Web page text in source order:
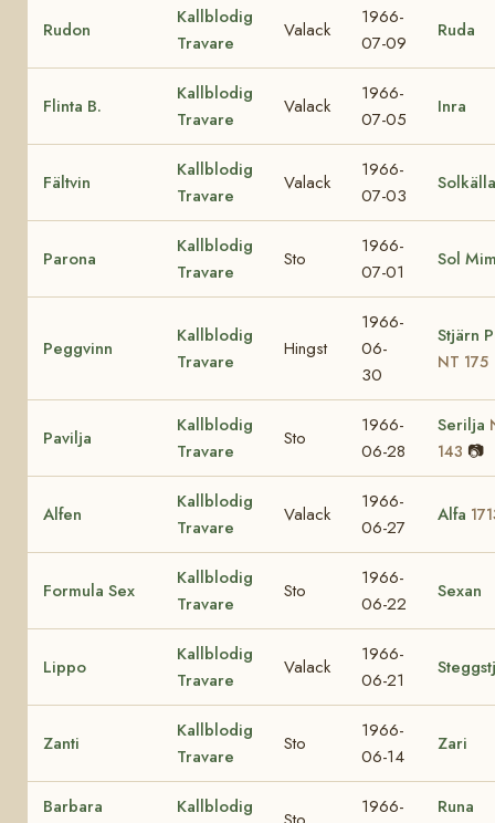
Rudon
Kallblodig
Travare
Valack
1966-
07-09
Ruda
Flinta B.
Kallblodig
Travare
Valack
1966-
07-05
Inra
Fältvin
Kallblodig
Travare
Valack
1966-
07-03
Solkälla
Parona
Kallblodig
Travare
Sto
1966-
07-01
Sol
Peggvinn
Kallblodig
Travare
Hingst
1966-
06-
30
Stjärn
NT 175
Pavilja
Kallblodig
Travare
Sto
1966-
06-28
Serilja
143 📷
Alfen
Kallblodig
Travare
Valack
1966-
06-27
Alfa
Formula Sex
Kallblodig
Travare
Sto
1966-
06-22
Sexan
Lippo
Kallblodig
Travare
Valack
1966-
06-21
Zanti
Kallblodig
Travare
Sto
1966-
06-14
Zari
Barbara
Kallblodig
1966-
Runa